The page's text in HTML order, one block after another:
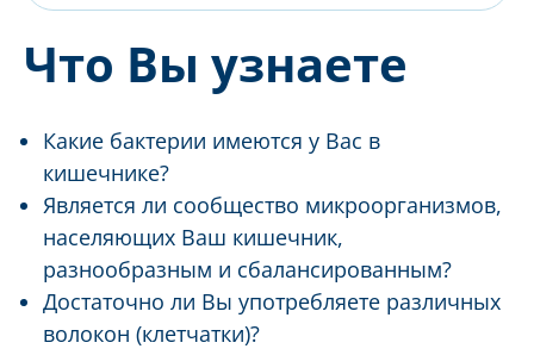
Что Вы узнаете
Какие бактерии имеются у Вас в
кишечнике?
Является ли сообщество микроорганизмов,
населяющих Ваш кишечник,
разнообразным и сбалансированным?
Достаточно ли Вы употребляете различных
волокон (клетчатки)?